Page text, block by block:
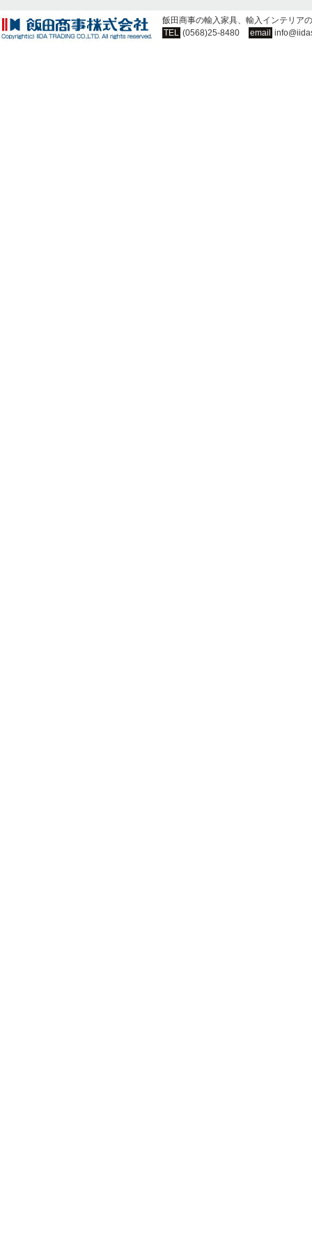
飯田商事の輸入家具、輸入インテリア
TEL (0568)25-8480 email